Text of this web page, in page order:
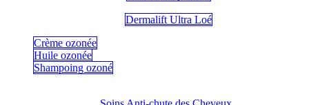
Dermalift Ultra Loé
Crème ozonée
Huile ozonée
Shampoing ozoné